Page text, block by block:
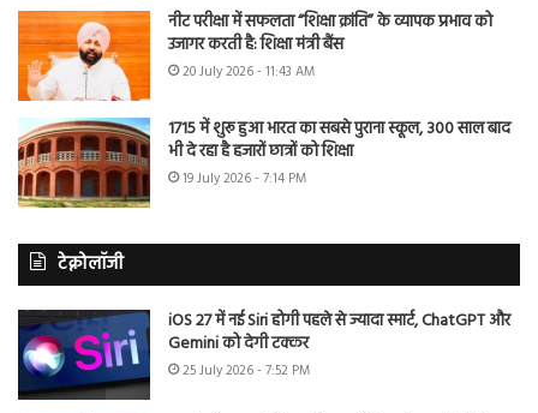
नीट परीक्षा में सफलता “शिक्षा क्रांति” के व्यापक प्रभाव को
उजागर करती है: शिक्षा मंत्री बैंस
20 July 2026 - 11:43 AM
1715 में शुरू हुआ भारत का सबसे पुराना स्कूल, 300 साल बाद
भी दे रहा है हजारों छात्रों को शिक्षा
19 July 2026 - 7:14 PM
टेक्नोलॉजी
iOS 27 में नई Siri होगी पहले से ज्यादा स्मार्ट, ChatGPT और
Gemini को देगी टक्कर
25 July 2026 - 7:52 PM